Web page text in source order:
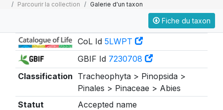
Parcourir la collection
Galerie d'un taxon
Fiche du taxon
CoL Id 5LWPT
GBIF Id 7230708
Classification Tracheophyta > Pinopsida >
Pinales > Pinaceae > Abies
Statut
Accepted name